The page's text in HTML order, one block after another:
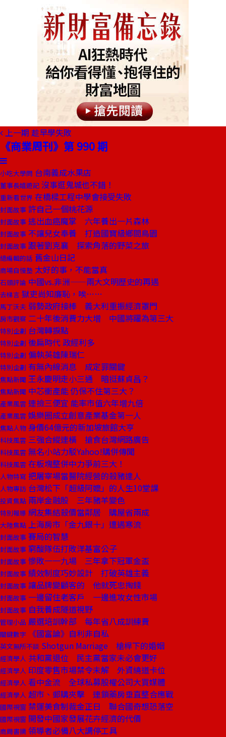
上一期 趁早學失敗
《商業周刊》第 990 期
小吃大學問 台南義成水果店
董事長嬉遊記 沒事逛鬼城也不錯！
重新看世界 在橋樑工程中學會接受失敗
封面故事 許自己一個桃花源
封面故事 逃出血癌魔掌 六年養出一片森林
封面故事 不讓兒女奉養 打造國寶級鄉間鳥園
封面故事 跟著劉克襄 探索角落的野菜之旅
總編輯的話 舊金山日記
商場自慢塾 太好的事，不能當真
石頭評論 中國vs.非洲——兩大文明歷史的再遇
去梯言 獄吏尚知廉恥，唉……
馬丁沃夫 弱勢政府接棒 義大利重振經濟罩門
房市觀察 二十年後消費力大增 中國將躍為第三大
特別企劃 台灣轉捩點
特別企劃 後扁時代 政經利多
特別企劃 偏執英雄陳瑞仁
特別企劃 有無內線消息 成定罪關鍵
焦點新聞 王永慶明走小三通 暗挺蘇貞昌？
焦點新聞 中芯衝產能 仍保不住第三大？
產業風雲 連撿三便宜 能率市值六年增九倍
產業風雲 娛樂圈成立創意產業基金第一人
焦點人物 身價64億元的新加坡旅館大亨
科技風雲 三強合縱連橫 搶食台灣網路廣告
科技風雲 無名小站力駁Yahoo!購併傳聞
科技風雲 在板塊整併中力爭前三大！
人物特寫 把屠宰場當醫院經營的殺豬達人
人物專訪 台灣松下「超級阿嬤」的人生10堂課
投資焦點 兩岸金融股 三年豬羊變色
特別報導 網友集結殺價當鄰居 購屋省兩成
大陸焦點 上海房市「金九銀十」遭遇寒流
封面故事 賽局的智慧
封面故事 窮酸隊伍打敗洋基富公子
封面故事 慘敗一一九場 三年拿下冠軍金盃
封面故事 績效制度巧妙設計 打破英雄主義
封面故事 讓品牌變顧客的 他就死忠掏錢
封面故事 一邊留住老客戶 一邊進攻女性市場
封面故事 自我養成隧道視野
管理小品 嚴選培訓幹部 每年省八成訓練費
關鍵數字 《國富論》自利非自私
英文無所不談 Shotgun Marriage 槍桿下的婚姻
經濟學人 共和黨退位 民主黨當家未必會更好
經濟學人 印度零售市場禁令未解 外資繞道卡位
經濟學人 看中金流 全球私募股權公司大買媒體
經濟學人 超市、郵購夾擊 連鎖藥房垂直整合應戰
國際視窗 禁運美食制裁金正日 聯合國奇想恐落空
國際視窗 開發中國家發展花卉經濟的代價
商周書摘 領導者必備八大調停工具